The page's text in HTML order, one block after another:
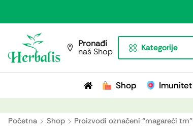
Pronađi
naš Shop Kategorije
Shop Imunitet
Početna Shop Proizvodi označeni “magareći trn”